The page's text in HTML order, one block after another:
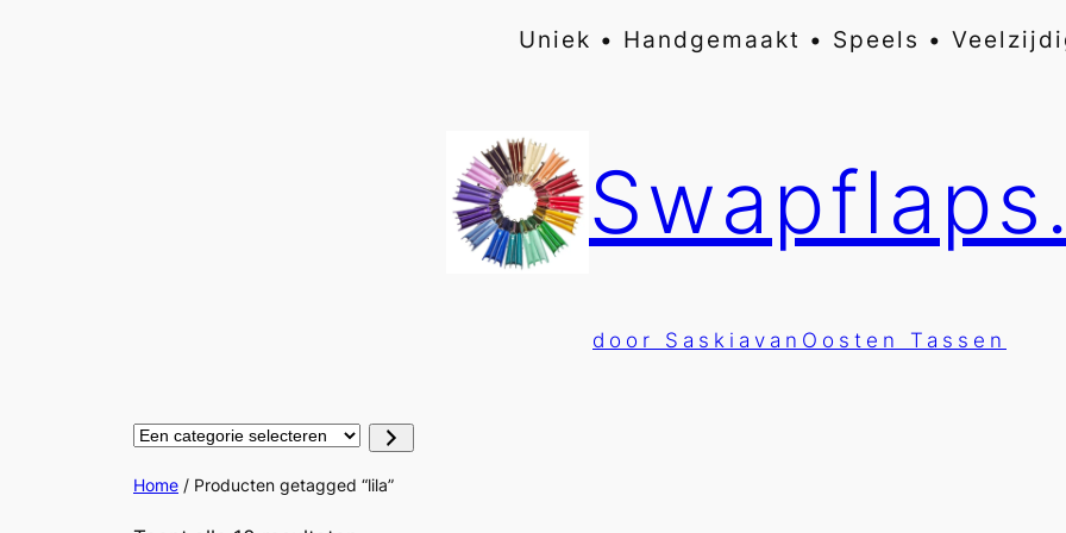
Uniek • Handgemaakt • Speels •
door SaskiavanOosten Tassen
Een
categorie
Home / Producten getagged “lila”